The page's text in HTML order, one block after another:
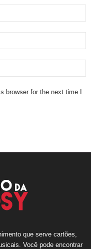
browser for the next time I
que serve cartões,
Você pode encontrar